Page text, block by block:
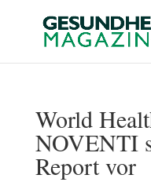
World
NOVENTI
Report vor